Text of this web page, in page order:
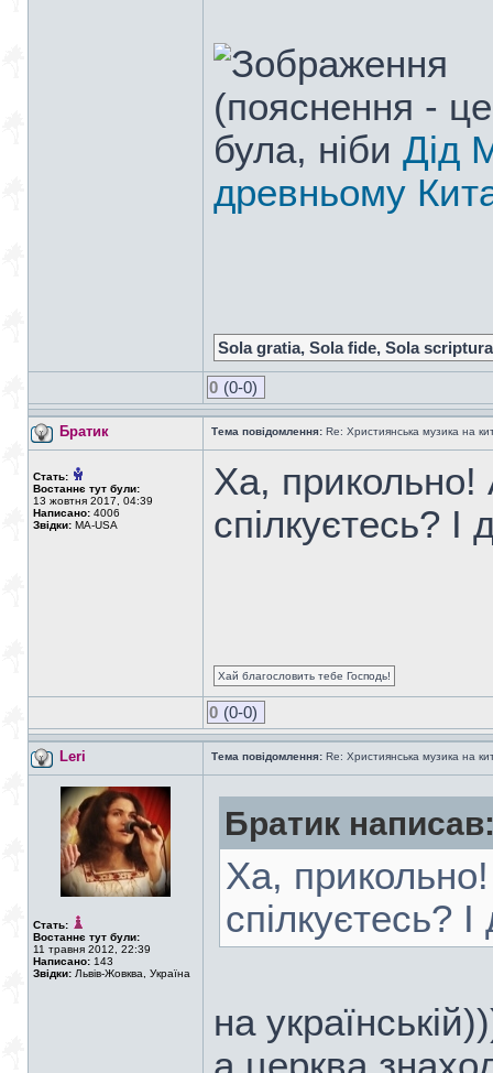
(пояснення -
була, ніби Дід
древньому
Sola gratia, Sola fide, Sola scriptura
0 (0-0)
Братик Тема повідомлення: Re: Християнська музика на
Стать:
Востаннє тут були:
13 жовтня 2017, 04:39
Написано: 4006
Звідки: MA-USA
Ха, прикольно!
спілкуєтесь?
Хай благословить тебе Господь!
0 (0-0)
Leri Тема повідомлення: Re: Християнська музика на
Стать:
Востаннє тут були:
11 травня 2012, 22:39
Написано: 143
Звідки: Львів-Жовква, Україна
Братик
Ха,
спілкуєтесь?
на